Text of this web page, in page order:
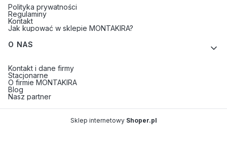
Polityka prywatności
Regulaminy
Kontakt
Jak kupować w sklepie MONTAKIRA?
O NAS
Kontakt i dane firmy
Stacjonarne
O firmie MONTAKIRA
Blog
Nasz partner
Sklep internetowy Shoper.pl